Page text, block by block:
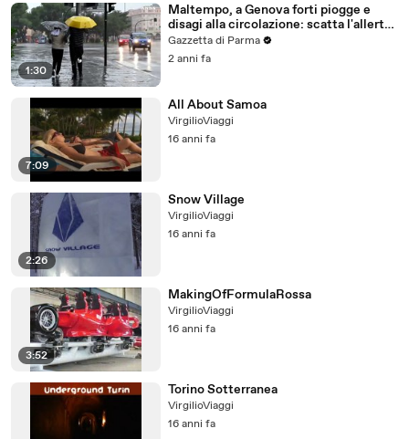
1:30
Maltempo, a Genova forti piogge e
disagi alla circolazione: scatta l'allerta
arancione
Gazzetta di Parma
2 anni fa
7:09
All About Samoa
VirgilioViaggi
16 anni fa
2:26
Snow Village
VirgilioViaggi
16 anni fa
3:52
MakingOfFormulaRossa
VirgilioViaggi
16 anni fa
Torino Sotterranea
VirgilioViaggi
16 anni fa